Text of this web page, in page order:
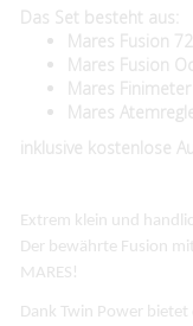
Das Set besteht aus:
Mares Fusion
Mares Fusion
Mares Finimeter
Mares
​inklusive kostenlose
Extrem klein und
Der bewährte Fusion
MARES!
Dank Twin Power